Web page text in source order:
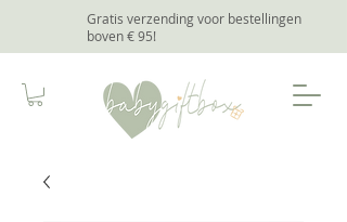
Gratis verzending voor bestellingen
boven € 95!